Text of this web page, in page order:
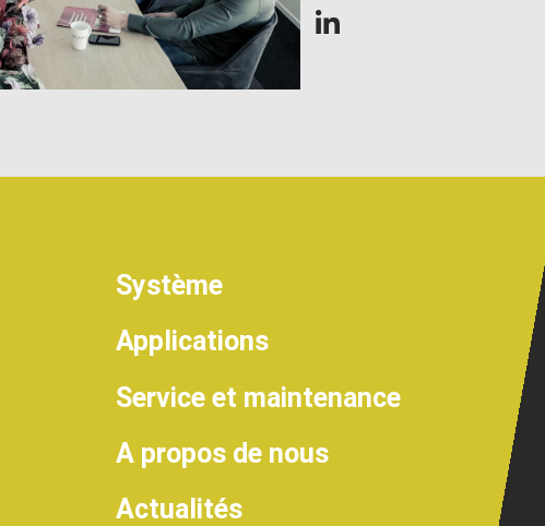
Système
Applications
Service et maintenance
A propos de nous
Actualités